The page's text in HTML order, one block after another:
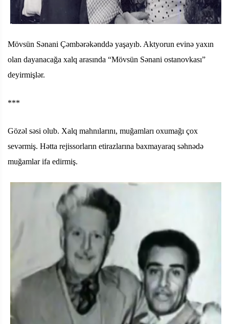
Mövsün Sənani Çəmbərəkənddə yaşayıb. Aktyorun evinə yaxın
olan dayanacağa xalq arasında “Mövsün Sənani ostanovkası”
deyirmişlər.
***
Gözəl səsi olub. Xalq mahnılarını, muğamları oxumağı çox
sevərmiş. Hətta rejissorların etirazlarına baxmayaraq səhnədə
muğamlar ifa edirmiş.